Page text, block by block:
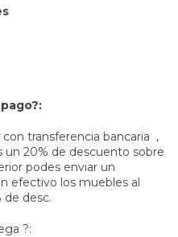
transferencia bancaria ,
20% de descuento sobre
podes enviar un
efectivo los muebles al
de desc.
?: